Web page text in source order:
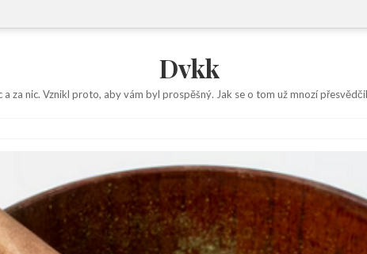
Dvkk
za nic. Vznikl proto, aby vám byl prospěšný. Jak se o tom už mnozí